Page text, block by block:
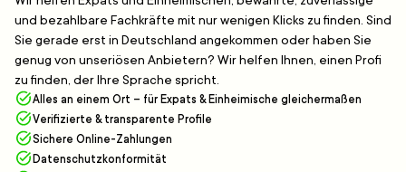
und bezahlbare Fachkräfte mit nur wenigen Klicks zu finden. Sind
Sie gerade erst in Deutschland angekommen oder haben Sie
genug von unseriösen Anbietern? Wir helfen Ihnen, einen Profi
zu finden, der Ihre Sprache spricht.
Alles an einem Ort – für Expats & Einheimische gleichermaßen
Verifizierte & transparente Profile
Sichere Online-Zahlungen
Datenschutzkonformität